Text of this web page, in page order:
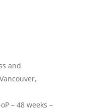
and
– 48 weeks –